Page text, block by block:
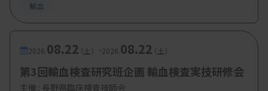
輸血
2026. 08.22（土） -2026. 08.22（土）
第3回輸血検査研究班企画 輸血検査実技研修会
主催 : 長野県臨床検査技師会